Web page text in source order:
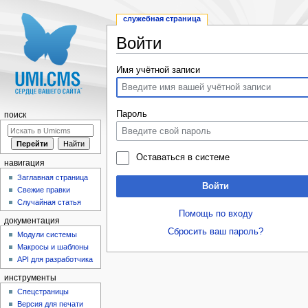
Войти
Имя учётной записи
Пароль
Оставаться в системе
Войти
Помощь по входу
Сбросить ваш пароль?
служебная страница
поиск
навигация
Заглавная страница
Свежие правки
Случайная статья
документация
Модули системы
Макросы и шаблоны
API для разработчика
инструменты
Спецстраницы
Версия для печати